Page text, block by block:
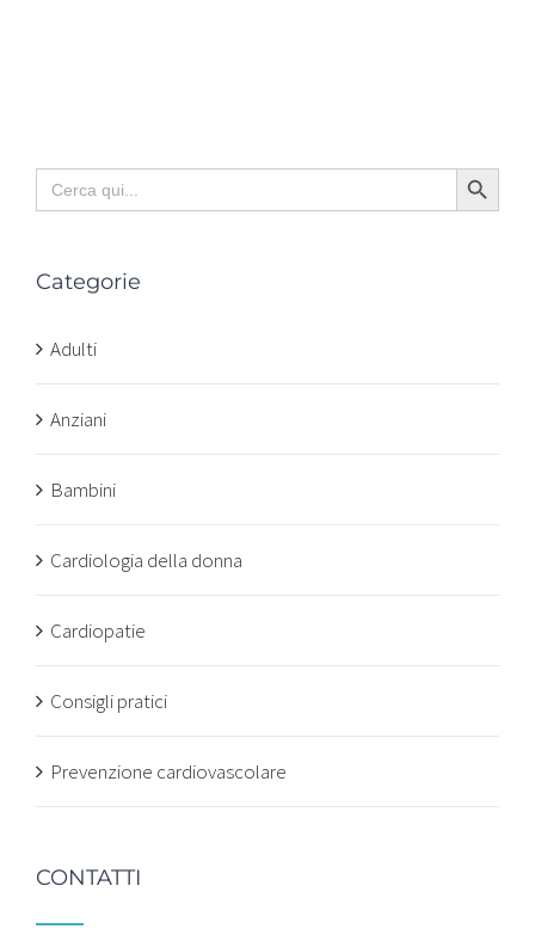
Search
for:
Search Button
Categorie
Adulti
Anziani
Bambini
Cardiologia della donna
Cardiopatie
Consigli pratici
Prevenzione cardiovascolare
CONTATTI